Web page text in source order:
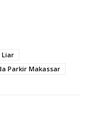
Liar
Parkir Makassar